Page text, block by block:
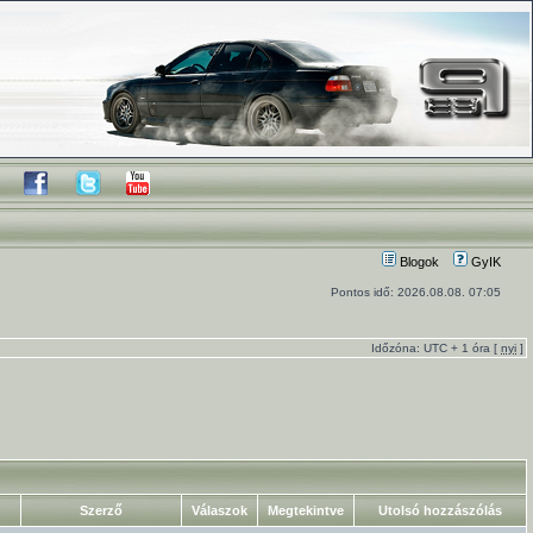
Blogok GyIK
Pontos idő: 2026.08.08. 07:05
Időzóna: UTC + 1 óra [ nyi ]
Szerző Válaszok Megtekintve Utolsó hozzászólás